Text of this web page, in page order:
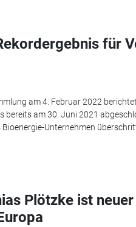
für
am 4. Februar 2022
bereits am 30. Juni 2021
Unternehmen überschritt
Plötzke ist